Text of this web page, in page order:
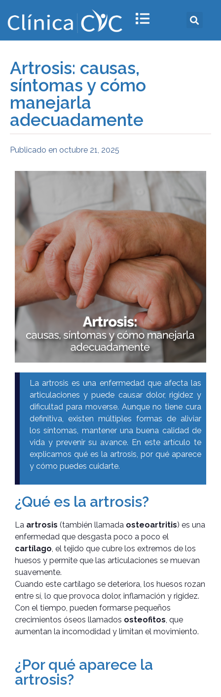
Artrosis: causas,
síntomas y cómo
manejarla
adecuadamente
Publicado en octubre 21, 2025
La artrosis es una enfermedad que afecta las
articulaciones y puede causar dolor, rigidez y
dificultad para moverse. Aunque no tiene cura
definitiva, existen múltiples formas de aliviar
los síntomas, mantener una buena calidad de
vida y prevenir su avance. En este artículo te
explicamos qué es la artrosis, por qué aparece
y cómo puedes cuidarte.
¿Qué es la artrosis?
La artrosis (también llamada osteoartritis) es una
enfermedad que desgasta poco a poco el
cartílago , el tejido que cubre los extremos de los
huesos y permite que las articulaciones se muevan
suavemente.
Cuando este cartílago se deteriora, los huesos rozan
entre sí, lo que provoca dolor, inflamación y rigidez.
Con el tiempo, pueden formarse pequeños
crecimientos óseos llamados osteofitos , que
aumentan la incomodidad y limitan el movimiento.
¿Por qué aparece la
artrosis?